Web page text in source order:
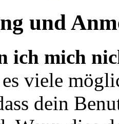
und
ich mich
viele
dein